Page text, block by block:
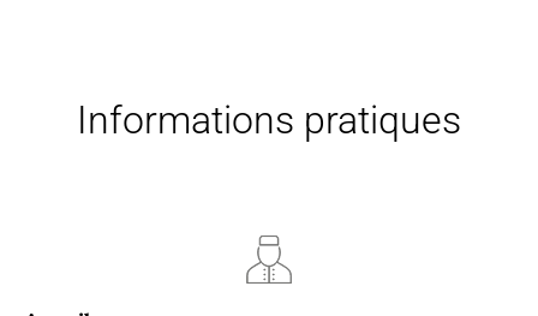
Informations pratiques